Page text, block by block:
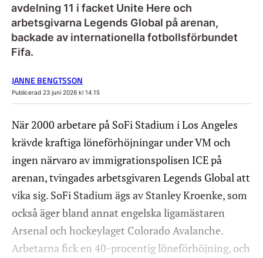
avdelning 11 i facket Unite Here och
arbetsgivarna Legends Global på arenan,
backade av internationella fotbollsförbundet
Fifa.
JANNE BENGTSSON
Publicerad 23 juni 2026 kl 14.15
När 2000 arbetare på SoFi Stadium i Los Angeles
krävde kraftiga löneförhöjningar under VM och
ingen närvaro av immigrationspolisen ICE på
arenan, tvingades arbetsgivaren Legends Global att
vika sig. SoFi Stadium ägs av Stanley Kroenke, som
också äger bland annat engelska ligamästaren
Arsenal och hockeylaget Colorado Avalanche.
Arbetarna fick en 40-procentig löneförhöjning, och